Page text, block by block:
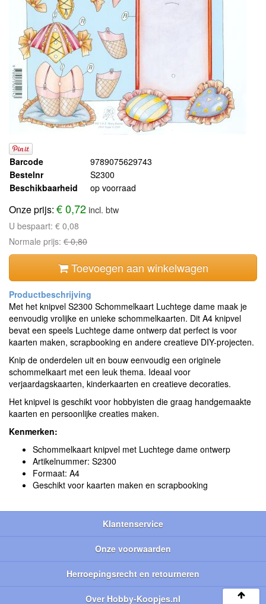
Barcode
9789075629743
Bestelnr
S2300
Beschikbaarheid
op voorraad
Onze prijs: € 0,72incl. btw
U bespaart: € 0,08
Normale prijs: € 0,80
Toevoegen aan winkelwagen
Met het knipvel S2300 Schommelkaart Luchtege dame maak je
eenvoudig vrolijke en unieke schommelkaarten. Dit A4 knipvel
bevat een speels Luchtege dame ontwerp dat perfect is voor
kaarten maken, scrapbooking en andere creatieve DIY-projecten.
Knip de onderdelen uit en bouw eenvoudig een originele
schommelkaart met een leuk thema. Ideaal voor
verjaardagskaarten, kinderkaarten en creatieve decoraties.
Het knipvel is geschikt voor hobbyisten die graag handgemaakte
kaarten en persoonlijke creaties maken.
Kenmerken:
Schommelkaart knipvel met Luchtege dame ontwerp
Artikelnummer: S2300
Formaat: A4
Geschikt voor kaarten maken en scrapbooking
Klantenservice
Onze voorwaarden
Herroepingsrecht en retourneren
Over Hobby-Koopjes.nl